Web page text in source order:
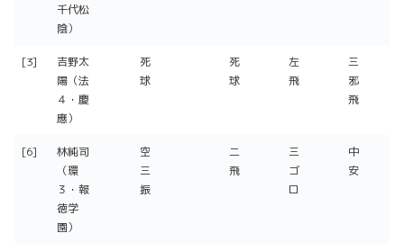
千代松
陰）
[3]
吉野太
陽（法
４・慶
應）
死
球
死
球
左
飛
三
邪
飛
[6]
林純司
（環
３・報
徳学
園）
空
三
振
二
飛
三
ゴ
ロ
中
安